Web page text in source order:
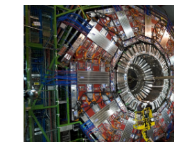
ä
r
e
n
n
d
ä
r
n
a
v
i
g
a
t
i
o
n